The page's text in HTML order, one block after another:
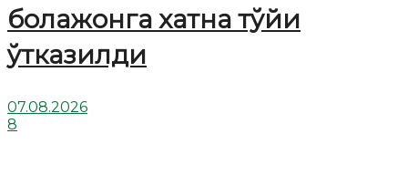
болажонга хатна тўйи
ўтказилди
07.08.2026
8